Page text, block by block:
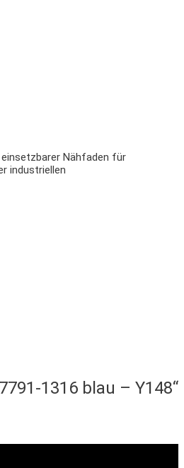
einsetzbarer Nähfaden für
industriellen
1316 blau – Y148“